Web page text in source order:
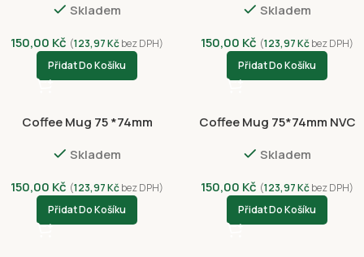
Skladem
150,00 Kč (123,97Kčbez DPH)
Přidat Do Košíku
Skladem
150,00 Kč (123,97Kčbez DPH)
Přidat Do Košíku
Coffee Mug 75 *74mm
Skladem
150,00 Kč (123,97Kčbez DPH)
Přidat Do Košíku
Coffee Mug 75*74mm NVC
Skladem
150,00 Kč (123,97Kčbez DPH)
Přidat Do Košíku